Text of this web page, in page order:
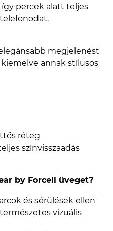
percek alatt teljes
megjelenést
annak stílusos
réteg
színvisszaadás
by Forcell üveget?
és sérülések ellen
vizuális